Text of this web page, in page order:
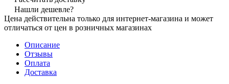
Нашли дешевле?
Цена действительна только для интернет-магазина и может
отличаться от цен в розничных магазинах
Описание
Отзывы
Оплата
Доставка